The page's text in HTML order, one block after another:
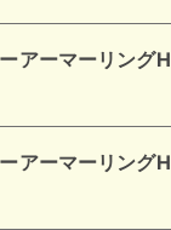
アーマーリング
アーマーリング